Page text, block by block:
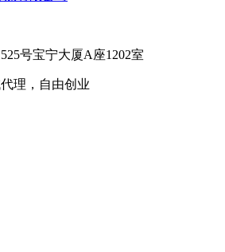
号宝宁大厦A座1202室
理，自由创业